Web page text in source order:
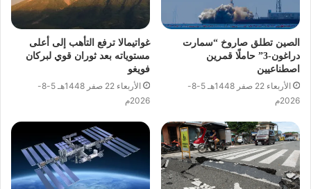
الصين تطلق صاروخ “سمارت
دراغون-3” حاملًا قمرين
اصطناعيين
الأربعاء 22 صفر 1448هـ 5-8-
2026م
غواتيمالا ترفع التأهب إلى أعلى
مستوياته بعد ثوران قوي لبركان
فويغو
الأربعاء 22 صفر 1448هـ 5-8-
2026م